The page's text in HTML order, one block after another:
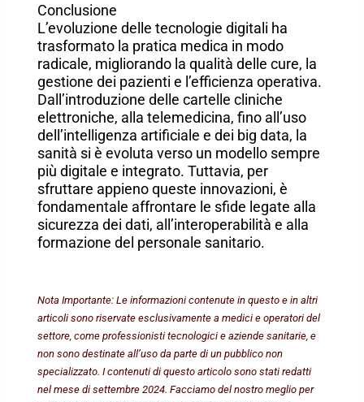
Conclusione
L’evoluzione delle tecnologie digitali ha
trasformato la pratica medica in modo
radicale, migliorando la qualità delle cure, la
gestione dei pazienti e l’efficienza operativa.
Dall’introduzione delle cartelle cliniche
elettroniche, alla telemedicina, fino all’uso
dell’intelligenza artificiale e dei big data, la
sanità si è evoluta verso un modello sempre
più digitale e integrato. Tuttavia, per
sfruttare appieno queste innovazioni, è
fondamentale affrontare le sfide legate alla
sicurezza dei dati, all’interoperabilità e alla
formazione del personale sanitario.
Nota Importante: Le informazioni contenute in questo e in altri
articoli sono riservate esclusivamente a medici e operatori del
settore, come professionisti tecnologici e aziende sanitarie, e
non sono destinate all’uso da parte di un pubblico non
specializzato. I contenuti di questo articolo sono stati redatti
nel mese di settembre 2024. Facciamo del nostro meglio per